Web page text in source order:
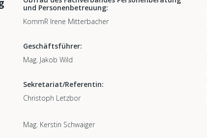
und Personenbetreuung:
KommR Irene Mitterbacher
Geschäftsführer:
Mag. Jakob Wild
Sekretariat/Referentin:
Christoph Letzbor
Mag. Kerstin Schwaiger